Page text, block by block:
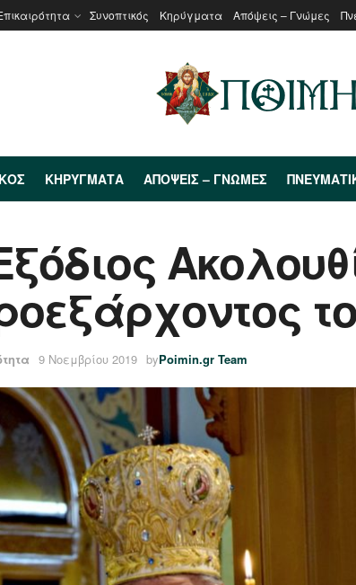
Συνοπτικός Κηρύγματα Απόψεις – Γνώμες
ΚΗΡΎΓΜΑΤΑ ΑΠΌΨΕΙΣ – ΓΝΏΜΕΣ
9 Νοεμβρίου 2019 byPoimin.gr Team